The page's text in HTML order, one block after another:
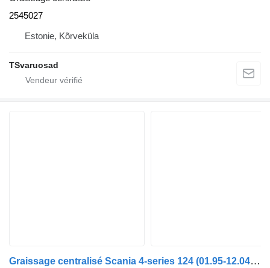
2545027
Estonie, Kõrveküla
TSvaruosad
Graissage centralisé Scania 4-series 124 (01.95-12.04) 1752555 pour tracteur routier Scania 4-series (1995-2006)